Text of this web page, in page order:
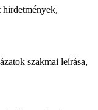
hirdetmények,
szakmai leírása,